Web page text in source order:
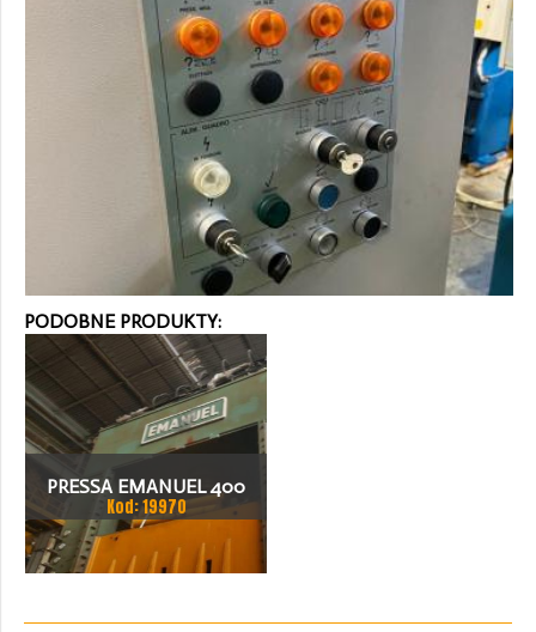
PODOBNE PRODUKTY:
PRESSA EMANUEL 400
TON PRASA MECHANICZNA
Kod: 19970